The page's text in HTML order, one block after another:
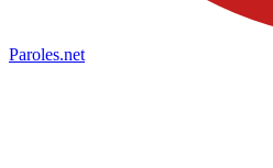
Paroles.net